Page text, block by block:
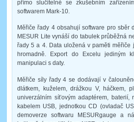
přímo slučitelné se zkušebním
softwarem Mark-10.
Měřiče řady 4 obsahují software pro sběr
MESUR Lite vynáší do tabulek průběžná
řady 5 a 4. Data uložená v paměti měřiče
hromadně. Export do Excelu jediným
manipulaci s daty.
Měřiče síly řady 4 se dodávají v
dlátkem, kuželem, drážkou V, háčkem,
univerzálním síťovým adaptérem, baterií,
kabelem USB, jednotkou CD (ovladač
demoverze softwaru MESURgauge a